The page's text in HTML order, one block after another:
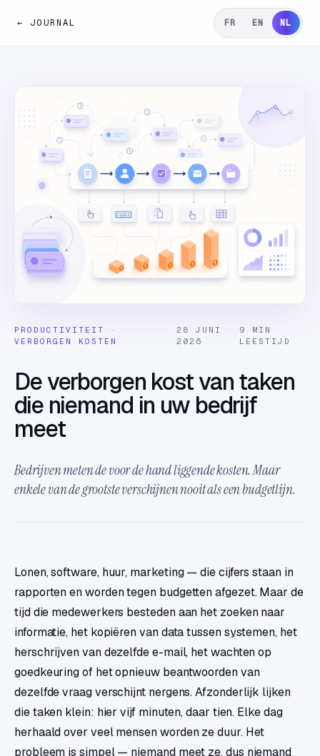
← JOURNAL FR EN NL
PRODUCTIVITEIT ·
VERBORGEN KOSTEN
·
28 JUNI
2026
·
9 MIN
LEESTIJD
De verborgen kost van taken
die niemand in uw bedrijf
meet
Bedrijven meten de voor de hand liggende kosten. Maar
enkele van de grootste verschijnen nooit als een budgetlijn.
Lonen, software, huur, marketing — die cijfers staan in
rapporten en worden tegen budgetten afgezet. Maar de
tijd die medewerkers besteden aan het zoeken naar
informatie, het kopiëren van data tussen systemen, het
herschrijven van dezelfde e-mail, het wachten op
goedkeuring of het opnieuw beantwoorden van
dezelfde vraag verschijnt nergens. Afzonderlijk lijken
die taken klein: hier vijf minuten, daar tien. Elke dag
herhaald over veel mensen worden ze duur. Het
probleem is simpel — niemand meet ze, dus niemand